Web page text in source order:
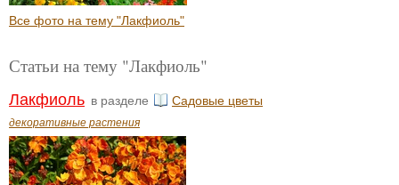
Все фото на тему "Лакфиоль"
Статьи на тему "Лакфиоль"
Лакфиоль в разделе Садовые цветы
декоративные растения